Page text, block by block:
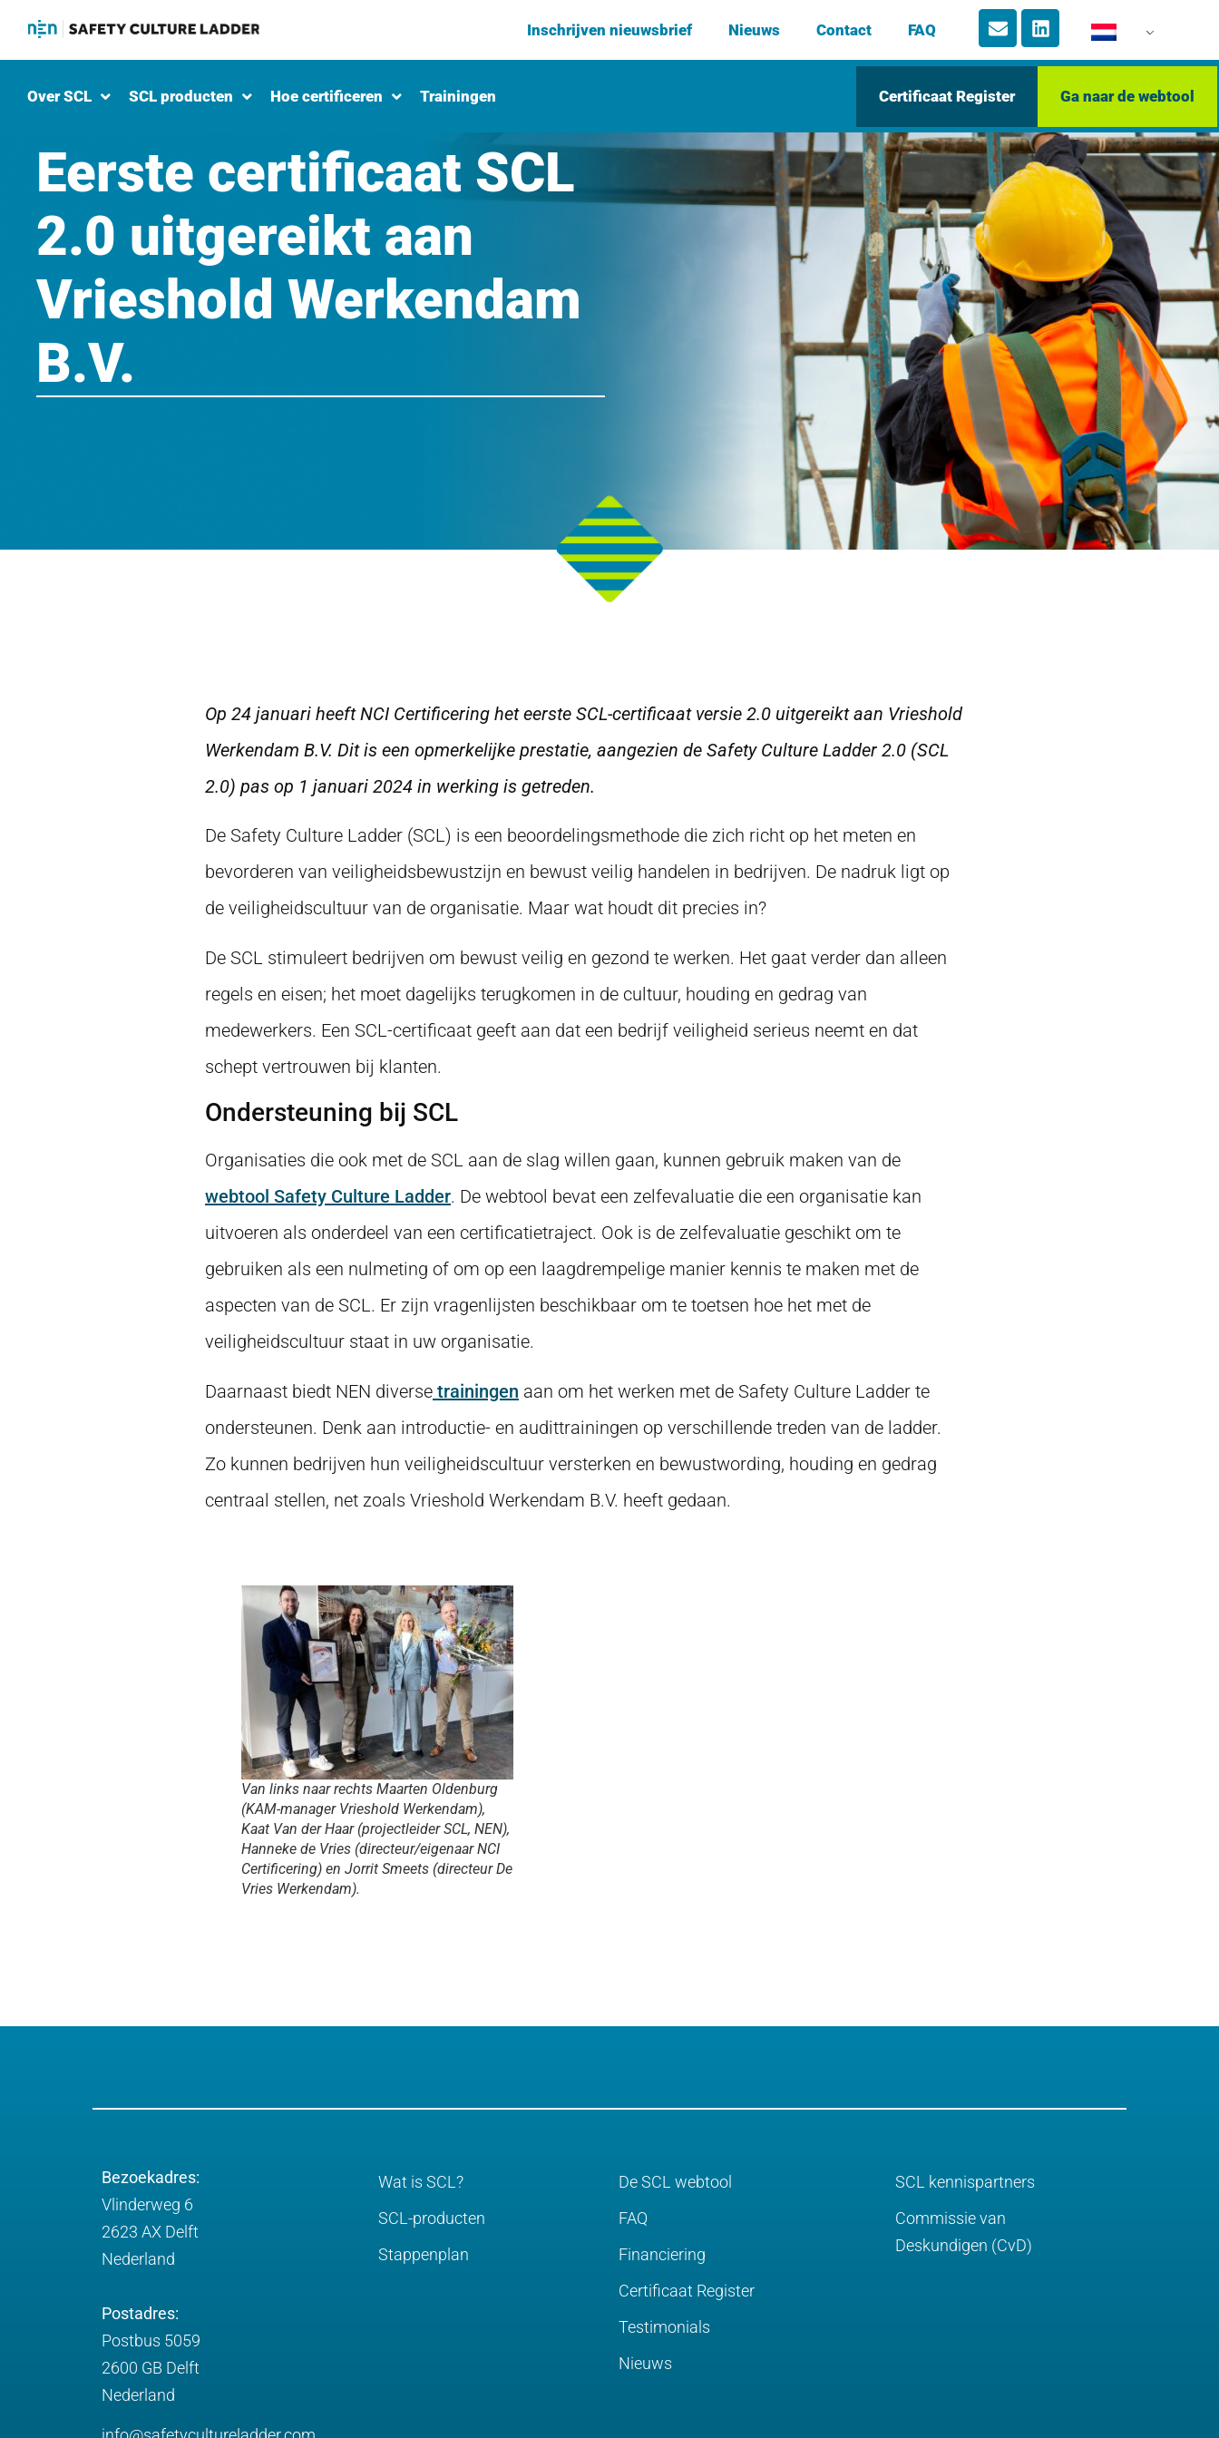
Inschrijven nieuwsbrief Nieuws Contact FAQ
Over SCL SCL producten Hoe certificeren Trainingen Certificaat Register Ga naar de webtool
Eerste certificaat SCL
2.0 uitgereikt aan
Vrieshold Werkendam
B.V.
Op 24 januari heeft NCI Certificering het eerste SCL-certificaat versie 2.0 uitgereikt aan Vrieshold
Werkendam B.V. Dit is een opmerkelijke prestatie, aangezien de Safety Culture Ladder 2.0 (SCL
2.0) pas op 1 januari 2024 in werking is getreden.
De Safety Culture Ladder (SCL) is een beoordelingsmethode die zich richt op het meten en
bevorderen van veiligheidsbewustzijn en bewust veilig handelen in bedrijven. De nadruk ligt op
de veiligheidscultuur van de organisatie. Maar wat houdt dit precies in?
De SCL stimuleert bedrijven om bewust veilig en gezond te werken. Het gaat verder dan alleen
regels en eisen; het moet dagelijks terugkomen in de cultuur, houding en gedrag van
medewerkers. Een SCL-certificaat geeft aan dat een bedrijf veiligheid serieus neemt en dat
schept vertrouwen bij klanten.
Ondersteuning bij SCL
Organisaties die ook met de SCL aan de slag willen gaan, kunnen gebruik maken van de
webtool Safety Culture Ladder. De webtool bevat een zelfevaluatie die een organisatie kan
uitvoeren als onderdeel van een certificatietraject. Ook is de zelfevaluatie geschikt om te
gebruiken als een nulmeting of om op een laagdrempelige manier kennis te maken met de
aspecten van de SCL. Er zijn vragenlijsten beschikbaar om te toetsen hoe het met de
veiligheidscultuur staat in uw organisatie.
Daarnaast biedt NEN diverse trainingen aan om het werken met de Safety Culture Ladder te
ondersteunen. Denk aan introductie- en audittrainingen op verschillende treden van de ladder.
Zo kunnen bedrijven hun veiligheidscultuur versterken en bewustwording, houding en gedrag
centraal stellen, net zoals Vrieshold Werkendam B.V. heeft gedaan.
Van links naar rechts Maarten Oldenburg
(KAM-manager Vrieshold Werkendam),
Kaat Van der Haar (projectleider SCL, NEN),
Hanneke de Vries (directeur/eigenaar NCI
Certificering) en Jorrit Smeets (directeur De
Vries Werkendam).
Bezoekadres:
Vlinderweg 6
2623 AX Delft
Nederland
Postadres:
Postbus 5059
2600 GB Delft
Nederland
Wat is SCL?
SCL-producten
Stappenplan
De SCL webtool
FAQ
Financiering
Certificaat Register
Testimonials
Nieuws
SCL kennispartners
Commissie van
Deskundigen (CvD)